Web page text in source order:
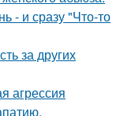
- и сразу "Что-то
за других
агрессия